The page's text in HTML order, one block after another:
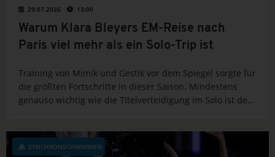
29.07.2026 13:00
Warum Klara Bleyers EM-Reise nach
Paris viel mehr als ein Solo-Trip ist
Training von Mimik und Gestik vor dem Spiegel sorgte für
die größten Fortschritte in dieser Saison. Mindestens
genauso wichtig wie die Titelverteidigung im Solo ist der
SYNCHRONSCHWIMMEN